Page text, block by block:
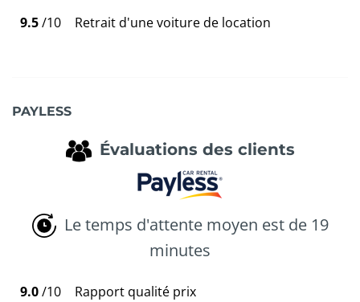
9.5/10 Retrait d'une voiture de location
PAYLESS
Évaluations des clients
Le temps d'attente moyen est de 19
minutes
9.0/10
Rapport qualité prix